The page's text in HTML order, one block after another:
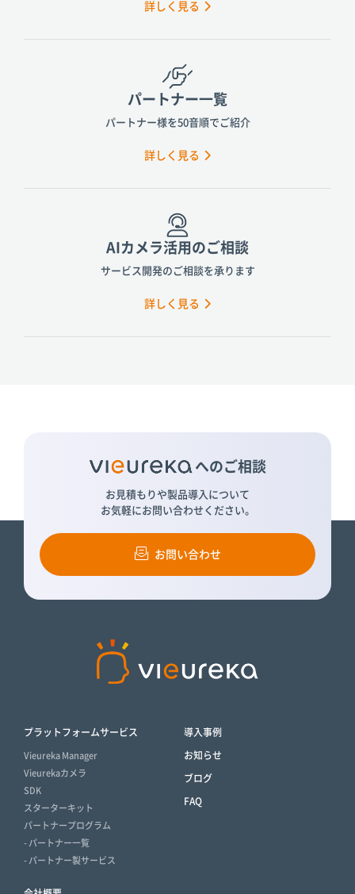
詳しく見る
パートナー一覧
パートナー様を50音順でご紹介
詳しく見る
AIカメラ活用のご相談
サービス開発のご相談を承ります
詳しく見る
へのご相談
お見積もりや製品導入について
お気軽にお問い合わせください。
お問い合わせ
プラットフォームサービス
Vieureka Manager
Vieurekaカメラ
SDK
スターターキット
パートナープログラム
- パートナー一覧
- パートナー製サービス
導入事例
お知らせ
ブログ
FAQ